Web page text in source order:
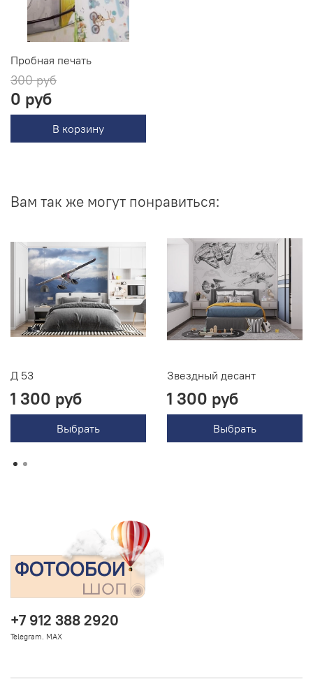
Пробная печать
300 руб
0 руб
В корзину
Вам так же могут понравиться:
Д 53
1 300 руб
Выбрать
Звездный десант
1 300 руб
Выбрать
+7 912 388 2920
Telegram. MAX